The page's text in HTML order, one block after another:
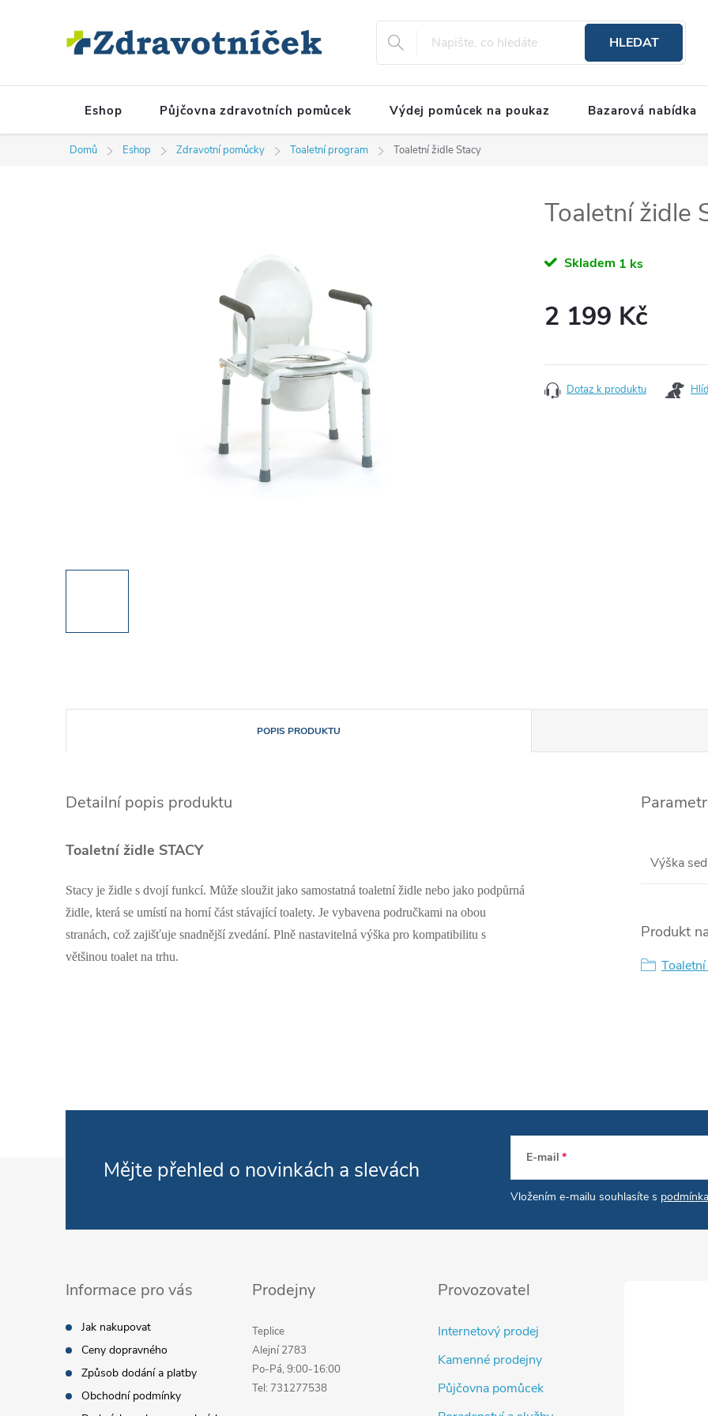
HLEDAT
Eshop Půjčovna zdravotních pomůcek Výdej pomůcek na poukaz Bazarová nabídka
Domů Eshop Zdravotní pomůcky Toaletní program Toaletní židle Stacy
Toaletní židle
Skladem 1 ks
2 199 Kč
Dotaz k produktu
POPIS PRODUKTU
Detailní popis produktu
Toaletní židle STACY
Stacy je židle s dvojí funkcí. Může sloužit jako samostatná toaletní židle nebo jako podpůrná
židle, která se umístí na horní část stávající toalety. Je vybavena područkami na obou
stranách, což zajišťuje snadnější zvedání. Plně nastavitelná výška pro kompatibilitu s
většinou toalet na trhu.
Výška
Produkt
Mějte přehled o novinkách a slevách E-mail
Vložením e-mailu souhlasíte s
Informace pro vás
Jak nakupovat
Ceny dopravného
Způsob dodání a platby
Obchodní podmínky
Prodejny
Teplice
Alejní 2783
Po-Pá, 9:00-16:00
Tel: 731277538
Provozovatel
Internetový prodej
Kamenné prodejny
Půjčovna pomůcek